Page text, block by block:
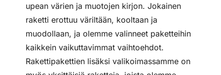
upean värien ja muotojen kirjon. Jokainen
raketti erottuu väriltään, kooltaan ja
muodollaan, ja olemme valinneet paketteihin
kaikkein vaikuttavimmat vaihtoehdot.
Rakettipakettien lisäksi valikoimassamme on